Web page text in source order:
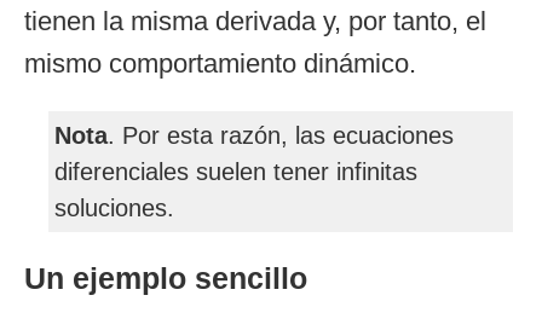
tienen la misma derivada y, por tanto, el
mismo comportamiento dinámico.
Nota. Por esta razón, las ecuaciones
diferenciales suelen tener infinitas
soluciones.
Un ejemplo sencillo